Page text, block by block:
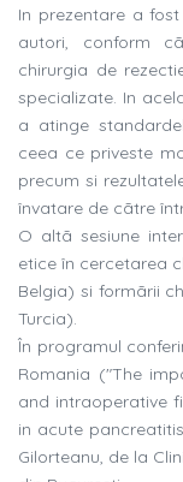
In prezentare a
autori, conform
chirurgia de
specializate. In
a atinge
ceea ce priveste
precum si
învatare de cãtre
O altã sesiune
etice în cercetarea
Belgia) si formãrii
Turcia).
În programul
Romania ("The
and intraoperative
in acute
Gilorteanu, de la